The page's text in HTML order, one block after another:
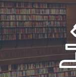
Skip
to
content